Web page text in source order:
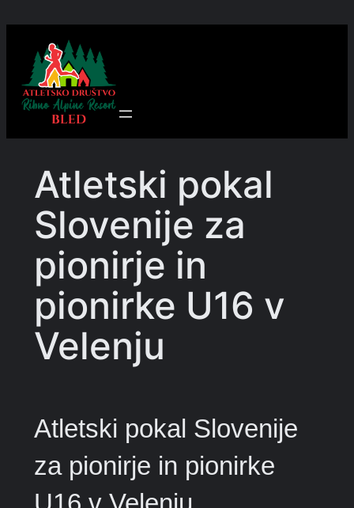
vsebino
Atletski pokal
Slovenije za
pionirje in
pionirke U16 v
Velenju
Atletski pokal Slovenije
za pionirje in pionirke